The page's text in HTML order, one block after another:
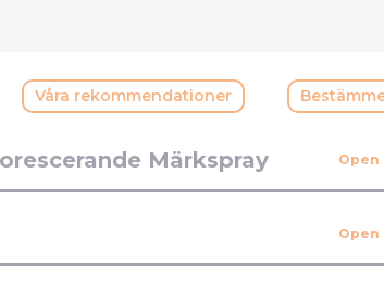
Våra rekommendationer
Märkspray